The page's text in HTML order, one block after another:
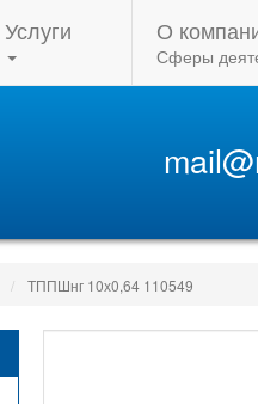
Услуги О
Сферы
ТППШнг 10х0,64 110549